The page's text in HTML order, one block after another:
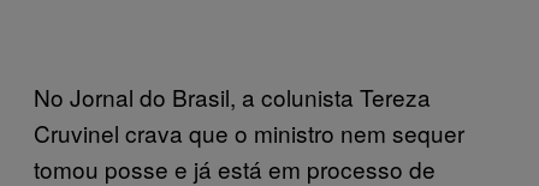
No Jornal do Brasil, a colunista Tereza
Cruvinel crava que o ministro nem sequer
tomou posse e já está em processo de